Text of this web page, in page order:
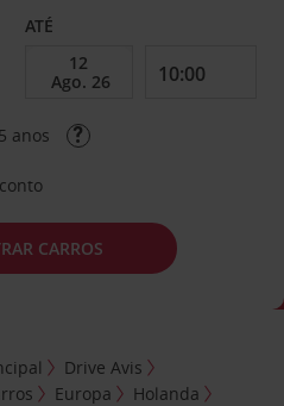
ATÉ
anos
CARROS
Drive Avis
Europa
Holanda